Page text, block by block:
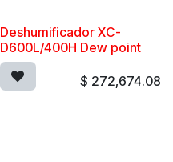
Deshumificador XC-
D600L/400H Dew point
$ 272,674.08